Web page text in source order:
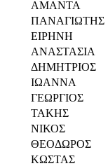
ΑΜΑΝΤΑ
ΠΑΝΑΓΙΩΤΗΣ
ΕΙΡΗΝΗ
ΑΝΑΣΤΑΣΙΑ
ΔΗΜΗΤΡΙΟΣ
ΙΩΑΝΝΑ
ΓΕΩΡΓΙΟΣ
ΤΑΚΗΣ
ΝΙΚΟΣ
ΘΕΟΔΩΡΟΣ
ΚΩΣΤΑΣ